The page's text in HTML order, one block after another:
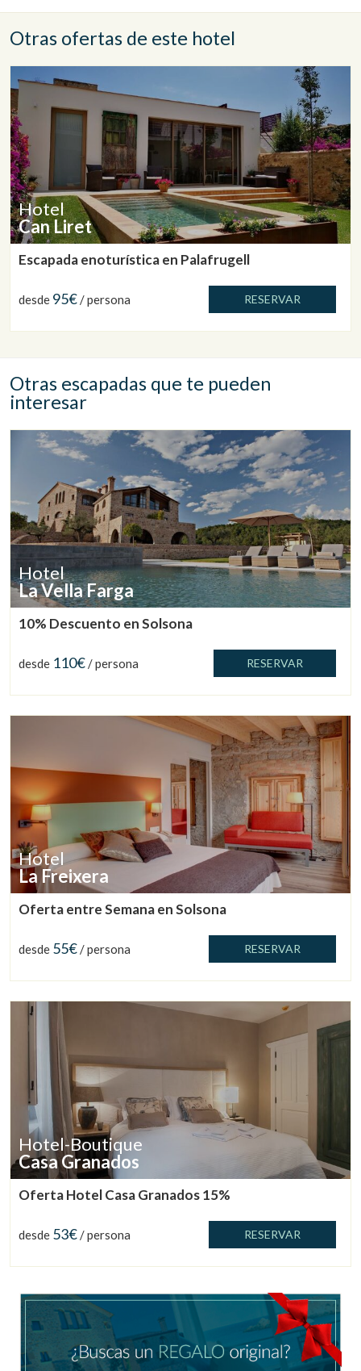
Otras ofertas de este hotel
Hotel
Can Liret
Escapada enoturística en Palafrugell
desde 95€/ persona RESERVAR
Otras escapadas que te pueden
interesar
Hotel
La Vella Farga
10% Descuento en Solsona
desde 110€/ persona RESERVAR
Hotel
La Freixera
Oferta entre Semana en Solsona
desde 55€/ persona RESERVAR
Hotel-Boutique
Casa Granados
Oferta Hotel Casa Granados 15%
desde 53€/ persona RESERVAR